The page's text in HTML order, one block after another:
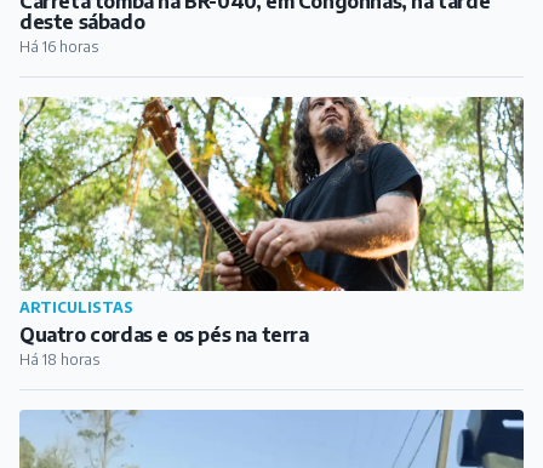
ARTICULISTAS
Quatro cordas e os pés na terra
Há 18 horas
COTIDIANO
Viatura policial se envolve em acidente com caminhão
na zona rural de Carandaí
Há 19 horas